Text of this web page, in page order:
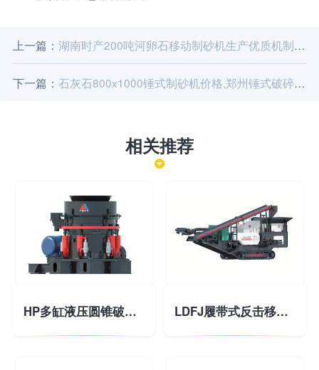
上一篇： 湖南时产200吨河卵石移动制砂机生产优质机制砂用于搅拌站
下一篇： 石灰石800x1000锤式制砂机价格,郑州锤式破碎机报价,采石场大型PC锤破价格
相关推荐
HP多缸液压圆锥破碎机 LDFJ履带式反击移动破碎站